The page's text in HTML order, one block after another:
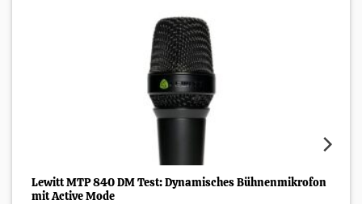
Lewitt MTP 840 DM Test: Dynamisches Bühnenmikrofon
mit Active Mode